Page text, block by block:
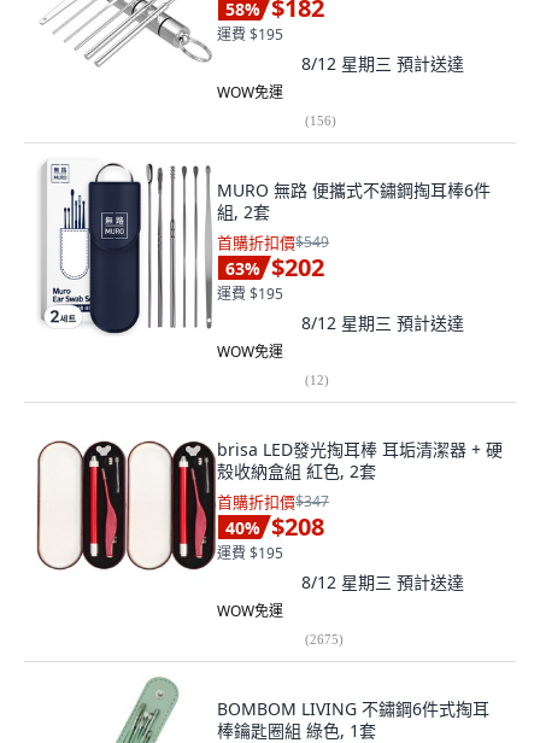
58% $182
運費 $195
8/12 星期三 預計送達
WOW免運
(156)
MURO 無路 便攜式不鏽鋼掏耳棒6件
組, 2套
首購折扣價$549
63% $202
運費 $195
8/12 星期三 預計送達
WOW免運
(12)
brisa LED發光掏耳棒 耳垢清潔器 + 硬
殼收納盒組 紅色, 2套
首購折扣價$347
40% $208
運費 $195
8/12 星期三 預計送達
WOW免運
(2675)
BOMBOM LIVING 不鏽鋼6件式掏耳
棒鑰匙圈組 綠色, 1套